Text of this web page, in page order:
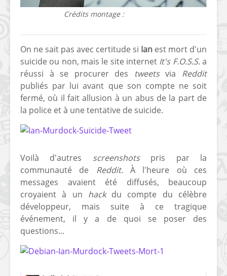
Crédits montage :
On ne sait pas avec certitude si Ian est mort d'un
suicide ou non, mais le site internet It's F.O.S.S.a
réussi à se procurer des tweetsvia Reddit
publiés par lui avant que son compte ne soit
fermé, où il fait allusion à un abus de la part de
la police et à une tentative de suicide.
Voilà d'autres screenshotspris par la
communauté de Reddit. À l'heure où ces
messages avaient été diffusés, beaucoup
croyaient à un hackdu compte du célèbre
développeur, mais suite à ce tragique
événement, il y a de quoi se poser des
questions...
[Vita] Ouverture de
homebrews
[PSP] Débricker une
PSP 2000/3000 est
désormais
possible avec Baryon
Sweeper !
[PS4] TUTO - Hacker
nouveaux
SX Lite
[Switch]
SX Lite :
prévoir
de test